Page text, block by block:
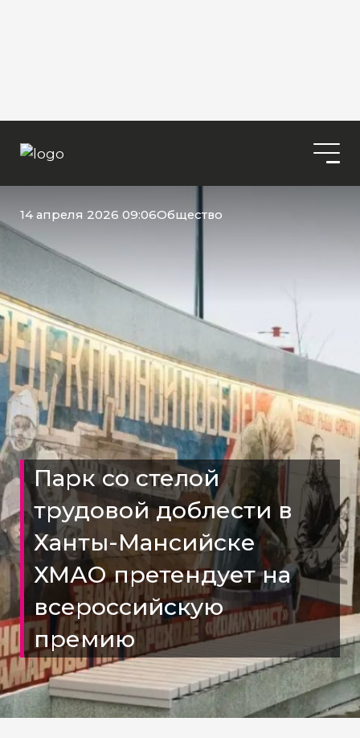
14 апреля 2026 09:06Общество
Парк со стелой
трудовой доблести в
Ханты-Мансийске
ХМАО претендует на
всероссийскую
премию